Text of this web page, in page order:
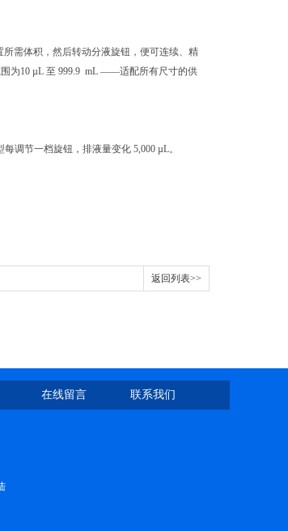
所需体积，然后转动分液旋钮，便可连续、精
为10 µL 至 999.9 mL ——适配所有尺寸的供
调节一档旋钮，排液量变化 5,000 µL。
返回列表>>
在线留言 联系我们